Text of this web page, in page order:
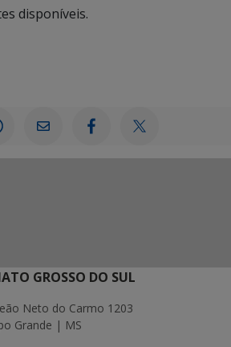
disponíveis.
GROSSO DO SUL
Neto do Carmo 1203
Grande | MS